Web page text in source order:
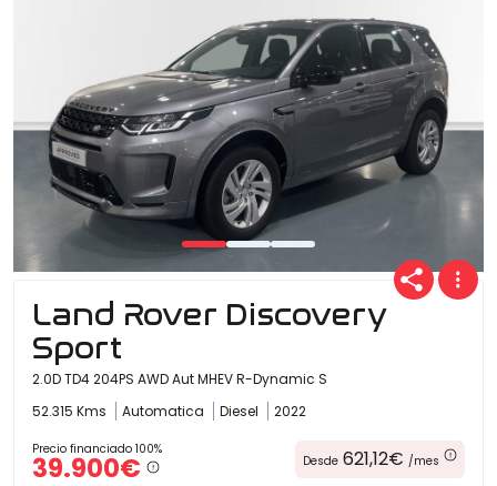
Land Rover Discovery
Sport
2.0D TD4 204PS AWD Aut MHEV R-Dynamic S
52.315 Kms
Automatica Diesel 2022
Precio financiado 100%
39.900€ Desde 621,12€ /mes